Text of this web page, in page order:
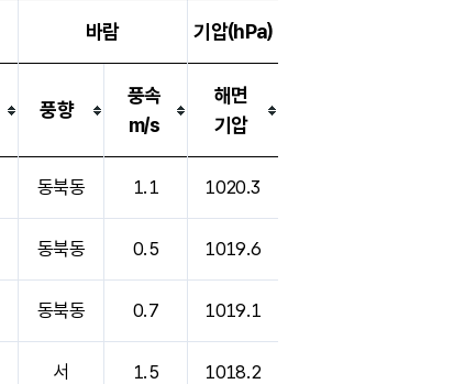
바람 기압(hPa)
풍향
풍속
m/s
해면
기압
동북동 1.1 1020.3
동북동 0.5 1019.6
동북동 0.7 1019.1
서 1.5 1018.2